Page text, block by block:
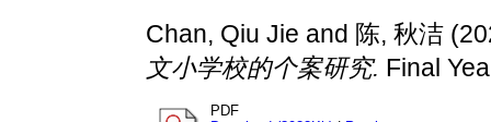
Chan, Qiu Jie and 陈, 秋洁
文小学校的个案研究. Final
PDF